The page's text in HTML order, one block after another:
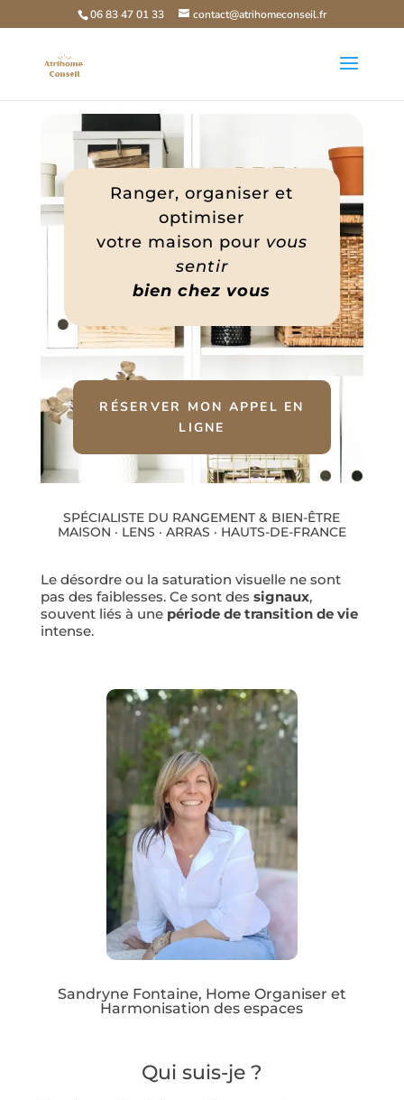
06 83 47 01 33 contact@atrihomeconseil.fr
Ranger, organiser et
optimiser
votre maison pour vous
sentir
bien chez vous
RÉSERVER MON APPEL EN
LIGNE
SPÉCIALISTE DU RANGEMENT & BIEN-ÊTRE
MAISON · LENS · ARRAS · HAUTS-DE-FRANCE
Le désordre ou la saturation visuelle ne sont
pas des faiblesses. Ce sont des signaux,
souvent liés à une période de transition de vie
intense.
Sandryne Fontaine, Home Organiser et
Harmonisation des espaces
Qui suis-je ?